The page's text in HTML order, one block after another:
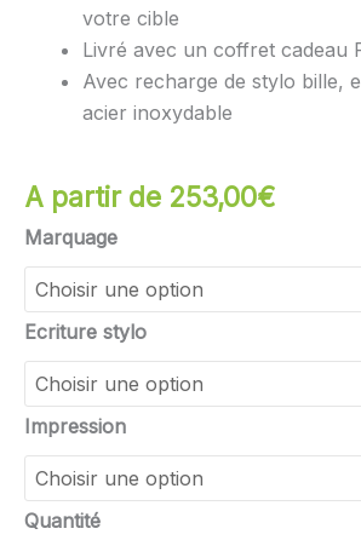
votre cible
Livré avec un coffret cadeau
Avec recharge de stylo bille,
acier inoxydable
A partir de 253,00€
Marquage
Ecriture stylo
Impression
Quantité
quantité
de
STYLO
PRESTIGE
PARKER